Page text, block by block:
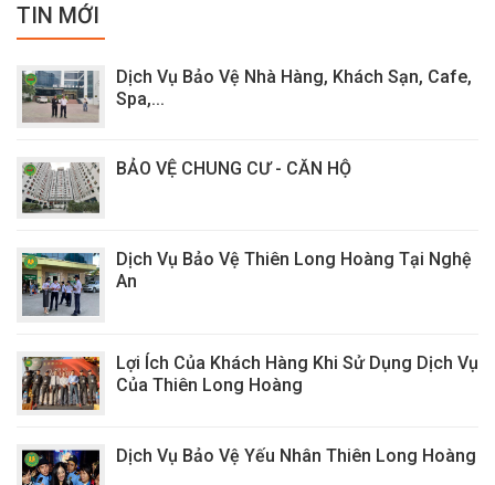
TIN MỚI
Dịch Vụ Bảo Vệ Nhà Hàng, Khách Sạn, Cafe,
Spa,...
BẢO VỆ CHUNG CƯ - CĂN HỘ
Dịch Vụ Bảo Vệ Thiên Long Hoàng Tại Nghệ
An
Lợi Ích Của Khách Hàng Khi Sử Dụng Dịch Vụ
Của Thiên Long Hoàng
Dịch Vụ Bảo Vệ Yếu Nhân Thiên Long Hoàng